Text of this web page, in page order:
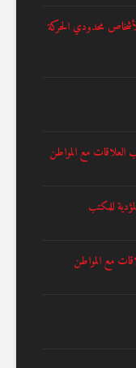
محدودي الحركة
العلاقات مع المواطن
للمكتب
مع المواطن